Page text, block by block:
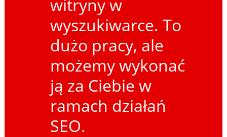
witryny w
wyszukiwarce. To
dużo pracy, ale
możemy wykonać
ją za Ciebie w
ramach działań
SEO.